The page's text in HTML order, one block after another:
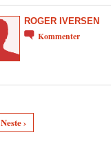
ROGER IVERSEN
Kommenter
Neste ›